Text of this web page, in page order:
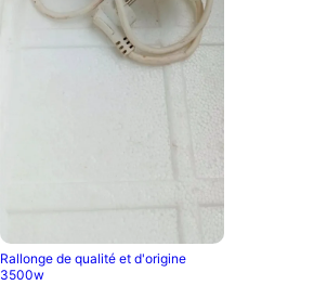
Rallonge de qualité et d'origine
3500w